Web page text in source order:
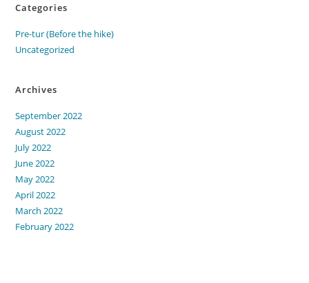
Categories
Pre-tur (Before the hike)
Uncategorized
Archives
September 2022
August 2022
July 2022
June 2022
May 2022
April 2022
March 2022
February 2022